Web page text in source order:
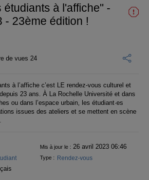
étudiants à l'affiche" -
- 23ème édition !
de vues 24
à l’affiche c’est LE rendez-vous culturel et
23 ans. À La Rochelle Université et dans
ou dans l’espace urbain, les étudiant·es
issues des ateliers et se mettent en scène
Mis à jour le : 26 avril 2023 06:46
Type : Rendez-vous